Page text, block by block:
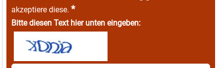
akzeptiere diese. *
Bitte diesen Text hier unten eingeben: